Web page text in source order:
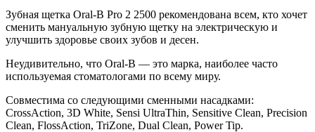
Зубная щетка Oral-B Pro 2 2500 рекомендована всем, кто хочет
сменить мануальную зубную щетку на электрическую и
улучшить здоровье своих зубов и десен.
Неудивительно, что Oral-B — это марка, наиболее часто
используемая стоматологами по всему миру.
Совместима со следующими сменными насадками:
CrossAction, 3D White, Sensi UltraThin, Sensitive Clean, Precision
Clean, FlossAction, TriZone, Dual Clean, Power Tip.